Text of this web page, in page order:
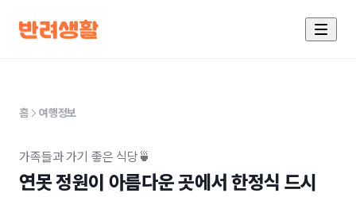
홈 여행정보
가족들과 가기 좋은 식당🍵
연못 정원이 아름다운 곳에서 한정식 드시